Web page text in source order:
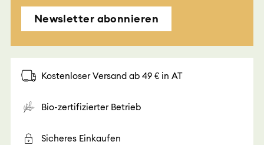
Newsletter abonnieren
Kostenloser Versand ab 49 € in AT
Bio-zertifizierter Betrieb
Sicheres Einkaufen